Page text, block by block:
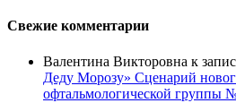
Свежие комментарии
Валентина Викторовна к
Деду Морозу» Сценарий
офтальмологической группы